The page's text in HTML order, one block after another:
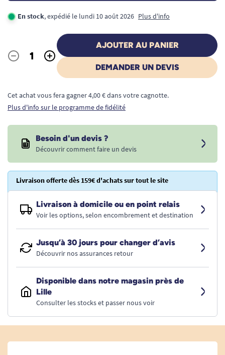
En stock, expédié le lundi 10 août 2026 Plus d'info
Quantité
- +
AJOUTER AU PANIER
DEMANDER UN DEVIS
Cet achat vous fera gagner 4,00 € dans votre cagnotte.
Plus d'info sur le programme de fidélité
Besoin d'un devis ?
Découvrir comment faire un devis
Livraison offerte dès 159€ d'achats sur tout le site
Livraison à domicile ou en point relais
Voir les options, selon encombrement et destination
Jusqu’à 30 jours pour changer d’avis
Découvrir nos assurances retour
Disponible dans notre magasin près de
Lille
Consulter les stocks et passer nous voir